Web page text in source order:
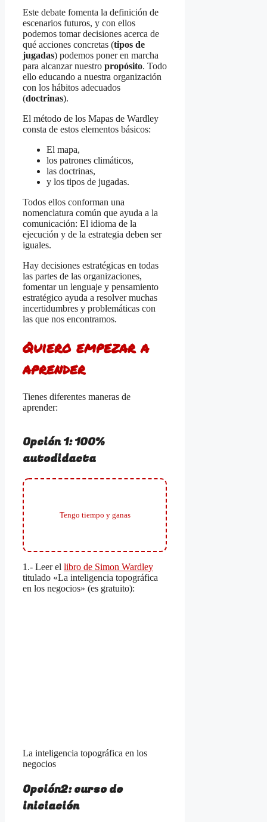
Este debate fomenta la definición de
escenarios futuros, y con ellos
podemos tomar decisiones acerca de
qué acciones concretas (tipos de
jugadas) podemos poner en marcha
para alcanzar nuestro propósito. Todo
ello educando a nuestra organización
con los hábitos adecuados
(doctrinas).
El método de los Mapas de Wardley
consta de estos elementos básicos:
El mapa,
los patrones climáticos,
las doctrinas,
y los tipos de jugadas.
Todos ellos conforman una
nomenclatura común que ayuda a la
comunicación: El idioma de la
ejecución y de la estrategia deben ser
iguales.
Hay decisiones estratégicas en todas
las partes de las organizaciones,
fomentar un lenguaje y pensamiento
estratégico ayuda a resolver muchas
incertidumbres y problemáticas con
las que nos encontramos.
Quiero empezar a
aprender
Tienes diferentes maneras de
aprender:
Opción 1: 100%
autodidacta
Tengo tiempo y ganas
1.- Leer el libro de Simon Wardley
titulado «La inteligencia topográfica
en los negocios» (es gratuito):
La inteligencia topográfica en los
negocios
Opción2: curso de
iniciación